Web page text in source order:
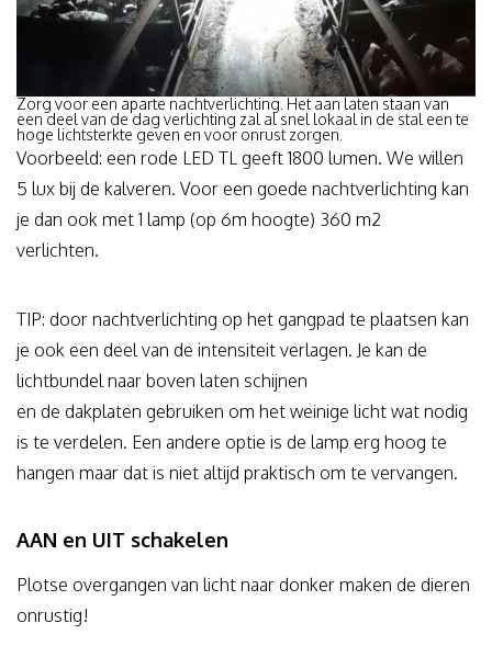
Zorg voor een aparte nachtverlichting. Het aan laten staan van
een deel van de dag verlichting zal al snel lokaal in de stal een te
hoge lichtsterkte geven en voor onrust zorgen.
Voorbeeld: een rode LED TL geeft 1800 lumen. We willen
5 lux bij de kalveren. Voor een goede nachtverlichting kan
je dan ook met 1 lamp (op 6m hoogte) 360 m2
verlichten.
TIP: door nachtverlichting op het gangpad te plaatsen kan
je ook een deel van de intensiteit verlagen. Je kan de
lichtbundel naar boven laten schijnen
en de dakplaten gebruiken om het weinige licht wat nodig
is te verdelen. Een andere optie is de lamp erg hoog te
hangen maar dat is niet altijd praktisch om te vervangen.
AAN en UIT schakelen
Plotse overgangen van licht naar donker maken de dieren
onrustig!